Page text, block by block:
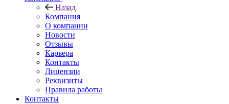
Назад
Компания
О компании
Новости
Отзывы
Карьера
Контакты
Лицензии
Реквизиты
Правила работы
Контакты